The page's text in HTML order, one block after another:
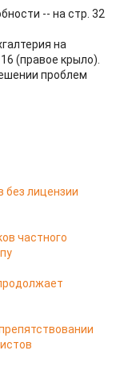
-- на стр. 32
на
(правое крыло).
проблем
без лицензии
частного